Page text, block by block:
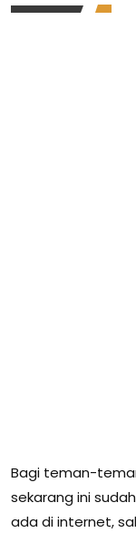
Bagi teman-
sekarang ini
ada di internet,